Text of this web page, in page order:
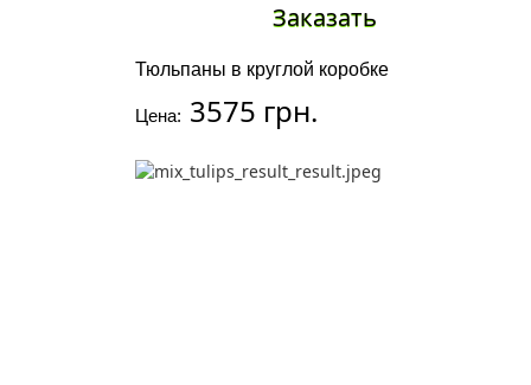
Тюльпаны в круглой коробке
Цена: 3575 грн.
Заказать